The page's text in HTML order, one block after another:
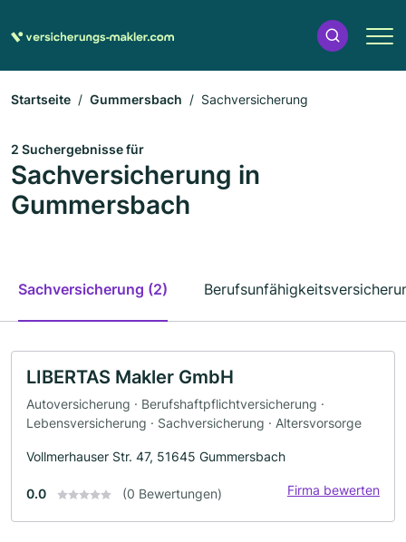
Startseite Gummersbach Sachversicherung
2 Suchergebnisse für
Sachversicherung in
Gummersbach
Sachversicherung (2)
LIBERTAS Makler GmbH
Autoversicherung · Berufshaftpflichtversicherung ·
Lebensversicherung · Sachversicherung · Altersvorsorge
Vollmerhauser Str. 47, 51645 Gummersbach
0.0 (0 Bewertungen) Firma bewerten